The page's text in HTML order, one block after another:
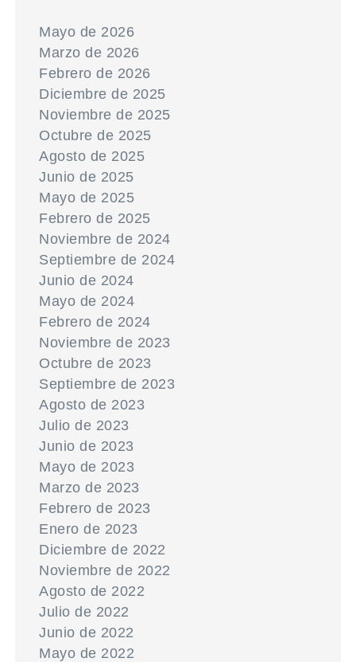
Mayo de 2026
Marzo de 2026
Febrero de 2026
Diciembre de 2025
Noviembre de 2025
Octubre de 2025
Agosto de 2025
Junio de 2025
Mayo de 2025
Febrero de 2025
Noviembre de 2024
Septiembre de 2024
Junio de 2024
Mayo de 2024
Febrero de 2024
Noviembre de 2023
Octubre de 2023
Septiembre de 2023
Agosto de 2023
Julio de 2023
Junio de 2023
Mayo de 2023
Marzo de 2023
Febrero de 2023
Enero de 2023
Diciembre de 2022
Noviembre de 2022
Agosto de 2022
Julio de 2022
Junio de 2022
Mayo de 2022